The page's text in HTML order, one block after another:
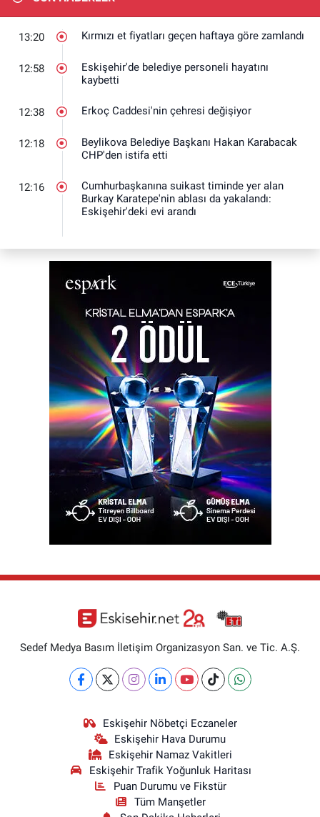
13:20 Kırmızı et fiyatları geçen haftaya göre zamlandı
12:58
Eskişehir'de belediye personeli hayatını
kaybetti
12:38 Erkoç Caddesi'nin çehresi değişiyor
12:18
Beylikova Belediye Başkanı Hakan Karabacak
CHP'den istifa etti
12:16
Cumhurbaşkanına suikast timinde yer alan
Burkay Karatepe'nin ablası da yakalandı:
Eskişehir'deki evi arandı
Sedef Medya Basım İletişim Organizasyon San. ve Tic. A.Ş.
Eskişehir Nöbetçi Eczaneler
Eskişehir Hava Durumu
Eskişehir Namaz Vakitleri
Eskişehir Trafik Yoğunluk Haritası
Puan Durumu ve Fikstür
Tüm Manşetler